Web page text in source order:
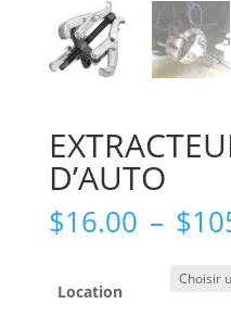
D’AUTO
$16.00 – $
Location